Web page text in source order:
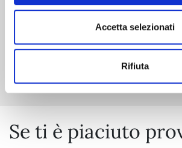
Accetta selezionati
Rifiuta
Se ti è piaciuto